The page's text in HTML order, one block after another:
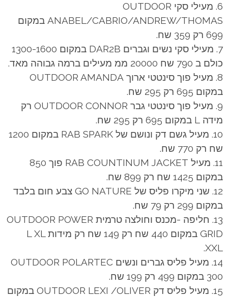
6. מעילי סקי OUTDOOR
ANABEL/CABRIO/ANDREW/THOMAS במקום
699 רק 359 שח.
7. מעילי סקי נשים וגברים DAR2B במקום 1300-1600
כולם ב 790 שח 20000 ממ מעילים ברמה גבוהה מאד.
8. מעיל פוך סינטטי ארוך OUTDOOR AMANDA
במקום 695 רק 295 שח.
9. מעיל פוך סינטטי גבר OUTDOOR CONNOR רק
מידה L במקום 695 רק 295 שח.
10. מעיל גשם דק ונושם של RAB SPARK במקום 1200
שח רק 770 שח.
11. מעיל RAB COUNTINUM JACKET פוך 850
במקום 1425 שח רק 899 שח.
12. שני מיקרו פליס של GO NATURE צבע חום בלבד
במקום 299 רק 79 שח.
13. חליפה -מכנס וחולצה טרמית OUTDOOR POWER
GRID במקום 440 שח רק 149 שח רק מידות L XL
XXL.
14. מעיל פליס גברים ונשים OUTDOOR POLARTEC
300 במקום 499 רק 199 שח.
15. מעיל פליס דק OUTDOOR LEXI /OLIVER במקום